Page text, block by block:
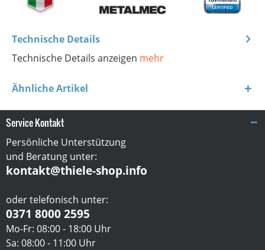
Technische Details
Technische Details anzeigen mehr
Ähnliche Artikel
Service Kontakt
Persönliche Unterstützung
und Beratung unter:
kontakt@thiele-shop.info
oder telefonisch unter:
0371 8000 2595
Mo-Fr: 08:00 - 18:00 Uhr
Sa: 08:00 - 11:00 Uhr